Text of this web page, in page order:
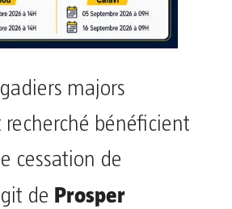
majors
bénéficient
cessation de
de Prosper